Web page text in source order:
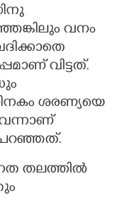
വനം
വിട്ടത്.
ശരണ്യയെ
പറഞ്ഞത്.
തലത്തിൽ